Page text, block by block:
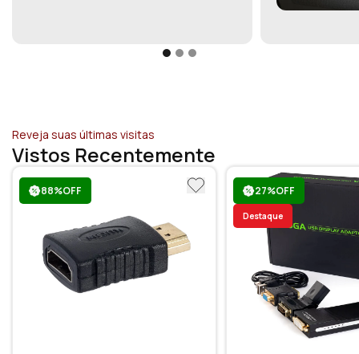
Reveja suas últimas visitas
Vistos Recentemente
88%OFF 27%OFF
Destaque